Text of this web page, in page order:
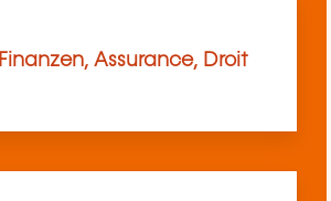
Finanzen, Assurance, Droit